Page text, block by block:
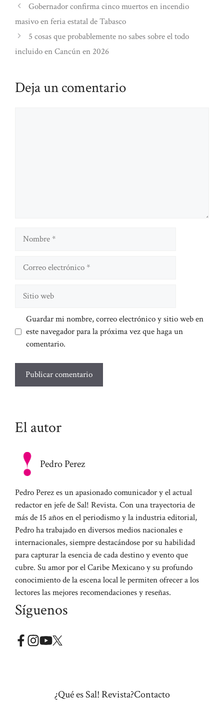
Gobernador confirma cinco muertos en incendio
masivo en feria estatal de Tabasco
5 cosas que probablemente no sabes sobre el todo
incluido en Cancún en 2026
Deja un comentario
Nombre
Guardar mi nombre, correo electrónico y sitio web en
este navegador para la próxima vez que haga un
comentario.
El autor
Pedro Perez
Pedro Perez es un apasionado comunicador y el actual
redactor en jefe de Sal! Revista. Con una trayectoria de
más de 15 años en el periodismo y la industria editorial,
Pedro ha trabajado en diversos medios nacionales e
internacionales, siempre destacándose por su habilidad
para capturar la esencia de cada destino y evento que
cubre. Su amor por el Caribe Mexicano y su profundo
conocimiento de la escena local le permiten ofrecer a los
lectores las mejores recomendaciones y reseñas.
Síguenos
¿Qué es Sal! Revista?Contacto